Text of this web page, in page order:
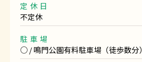
定休日
不定休
駐車場
○ / 鳴門公園有料駐車場（徒歩数分）